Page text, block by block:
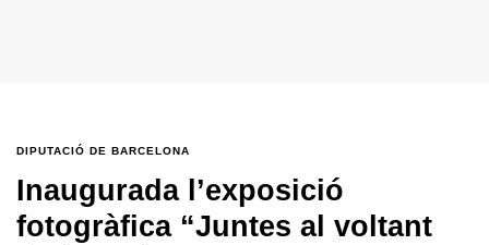
DIPUTACIÓ DE BARCELONA
Inaugurada l’exposició
fotogràfica “Juntes al voltant